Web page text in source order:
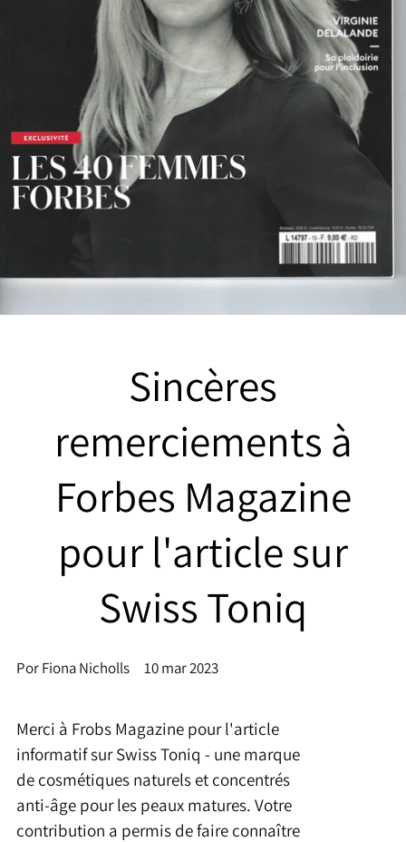
Sincères
remerciements à
Forbes Magazine
pour l'article sur
Swiss Toniq
Por Fiona Nicholls 10 mar 2023
Merci à Frobs Magazine pour l'article
informatif sur Swiss Toniq - une marque
de cosmétiques naturels et concentrés
anti-âge pour les peaux matures. Votre
contribution a permis de faire connaître